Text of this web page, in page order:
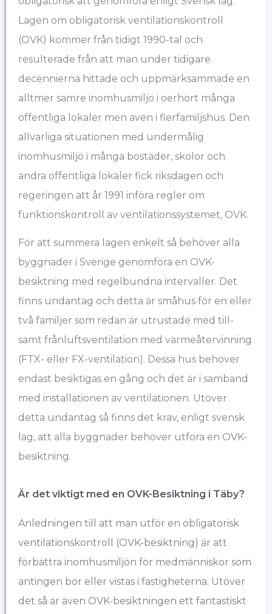
Lagen om obligatorisk ventilationskontroll
(OVK) kommer från tidigt 1990-tal och
resulterade från att man under tidigare
decennierna hittade och uppmärksammade en
alltmer sämre inomhusmiljö i oerhört många
offentliga lokaler men även i flerfamiljshus. Den
allvarliga situationen med undermålig
inomhusmiljö i många bostäder, skolor och
andra offentliga lokaler fick riksdagen och
regeringen att år 1991 införa regler om
funktionskontroll av ventilationssystemet, OVK.
För att summera lagen enkelt så behöver alla
byggnader i Sverige genomföra en OVK-
besiktning med regelbundna intervaller. Det
finns undantag och detta är småhus för en eller
två familjer som redan är utrustade med till-
samt frånluftsventilation med värmeåtervinning
(FTX- eller FX-ventilation). Dessa hus behöver
endast besiktigas en gång och det är i samband
med installationen av ventilationen. Utöver
detta undantag så finns det krav, enligt svensk
lag, att alla byggnader behöver utföra en OVK-
besiktning.
Är det viktigt med en OVK-Besiktning i Täby?
Anledningen till att man utför en obligatorisk
ventilationskontroll (OVK-besiktning) är att
förbättra inomhusmiljön för medmänniskor som
antingen bor eller vistas i fastigheterna. Utöver
det så är även OVK-besiktningen ett fantastiskt